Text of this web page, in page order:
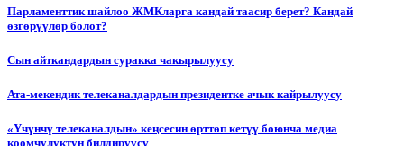
Парламенттик шайлоо ЖМКларга кандай таасир берет? Кандай
өзгөрүүлөр болот?
Сын айткандардын суракка чакырылуусу
Ата-мекендик телеканалдардын президентке ачык кайрылуусу
«Үчүнчү телеканалдын» кеңсесин өрттөп кетүү боюнча медиа
коомчулуктун билдирүүсү